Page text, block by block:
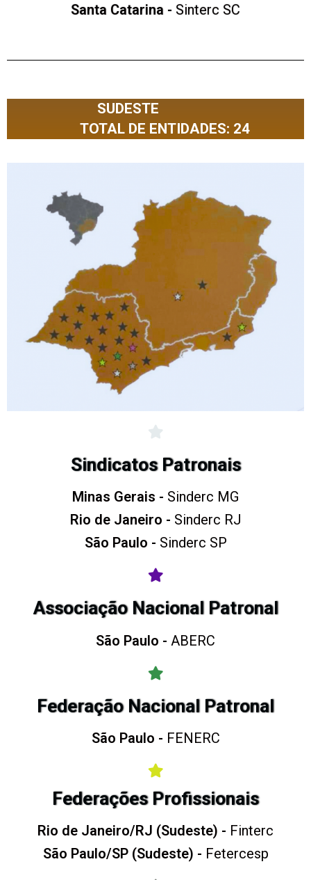
Santa Catarina - Sinterc SC
SUDESTE
TOTAL DE ENTIDADES: 24
Sindicatos Patronais
Minas Gerais - Sinderc MG
Rio de Janeiro - Sinderc RJ
São Paulo - Sinderc SP
Associação Nacional Patronal
São Paulo - ABERC
Federação Nacional Patronal
São Paulo - FENERC
Federações Profissionais
Rio de Janeiro/RJ (Sudeste) - Finterc
São Paulo/SP (Sudeste) - Fetercesp